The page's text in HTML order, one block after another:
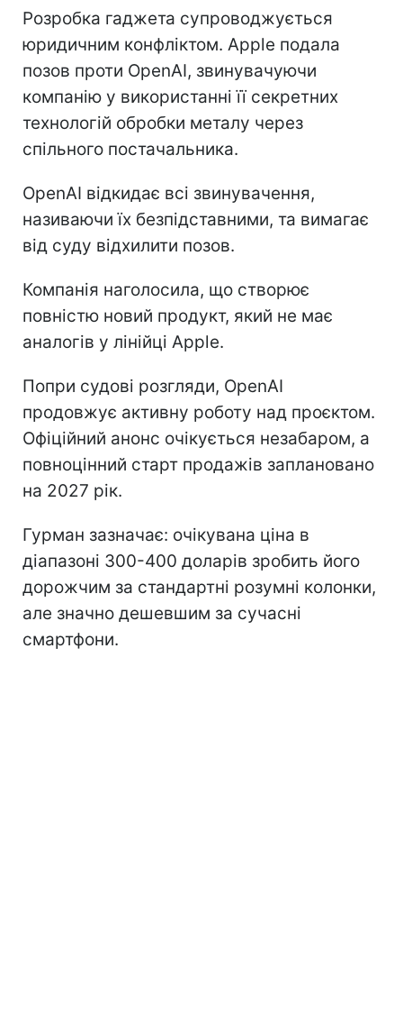
Розробка гаджета супроводжується
юридичним конфліктом. Apple подала
позов проти OpenAI, звинувачуючи
компанію у використанні її секретних
технологій обробки металу через
спільного постачальника.
OpenAI відкидає всі звинувачення,
називаючи їх безпідставними, та вимагає
від суду відхилити позов.
Компанія наголосила, що створює
повністю новий продукт, який не має
аналогів у лінійці Apple.
Попри судові розгляди, OpenAI
продовжує активну роботу над проєктом.
Офіційний анонс очікується незабаром, а
повноцінний старт продажів заплановано
на 2027 рік.
Гурман зазначає: очікувана ціна в
діапазоні 300-400 доларів зробить його
дорожчим за стандартні розумні колонки,
але значно дешевшим за сучасні
смартфони.